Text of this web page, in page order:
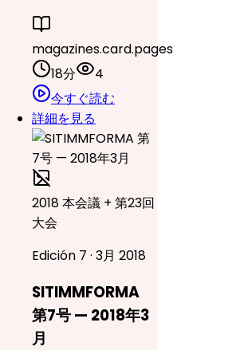
magazines.card.pages
18分
4
今すぐ読む
詳細を見る
2018 本会議 + 第23回
大会
Edición 7 · 3月 2018
SITIMMFORMA
第7号 — 2018年3
月